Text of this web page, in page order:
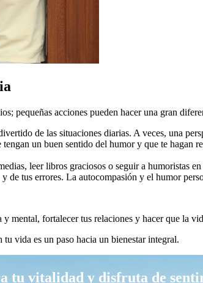
pequeñas acciones pueden hacer una gran
de las situaciones diarias. A veces, una
tengan un buen sentido del humor y que te hagan
leer libros graciosos o seguir a humoristas
de tus errores. La autocompasión y el humor
mental, fortalecer tus relaciones y hacer que la
vida es un paso hacia un bienestar integral.
tu vitalidad y disfruta de